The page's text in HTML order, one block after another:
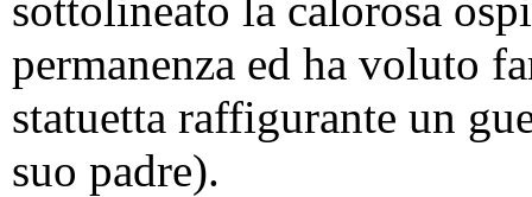
permanenza ed ha voluto
statuetta raffigurante un
suo padre).